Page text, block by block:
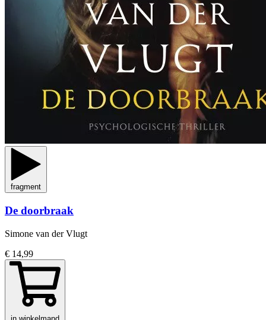
fragment
De doorbraak
Simone van der Vlugt
€ 14,99